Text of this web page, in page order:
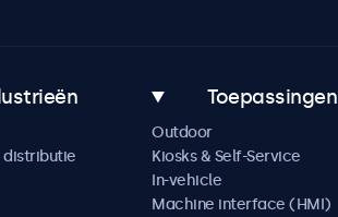
distributie
Toepassingen
Outdoor
Kiosks & Self-Service
In-vehicle
Machine interface (HMI)